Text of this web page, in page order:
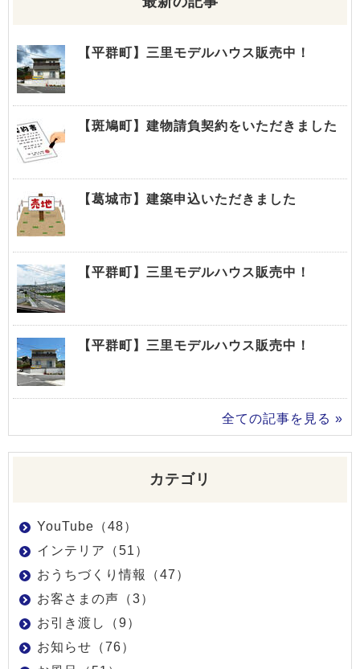
【平群町】三里モデルハウス販売中！
【斑鳩町】建物請負契約をいただきました
【葛城市】建築申込いただきました
【平群町】三里モデルハウス販売中！
【平群町】三里モデルハウス販売中！
全ての記事を見る »
カテゴリ
YouTube（48）
インテリア（51）
おうちづくり情報（47）
お客さまの声（3）
お引き渡し（9）
お知らせ（76）